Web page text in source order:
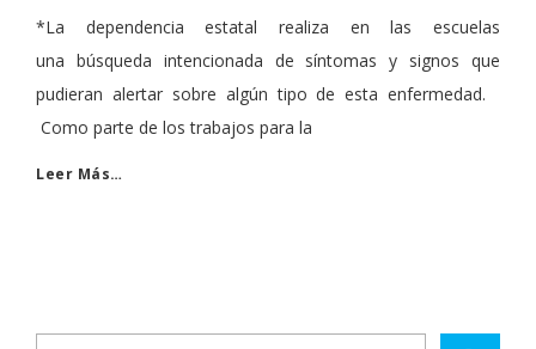
*La dependencia estatal realiza en las escuelas
una búsqueda intencionada de síntomas y signos que
pudieran alertar sobre algún tipo de esta enfermedad.
Como parte de los trabajos para la
Leer Más…